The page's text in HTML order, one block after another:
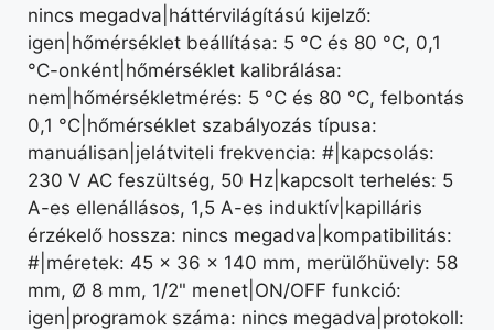
nincs megadva|háttérvilágítású kijelző:
igen|hőmérséklet beállítása: 5 °C és 80 °C, 0,1
°C-onként|hőmérséklet kalibrálása:
nem|hőmérsékletmérés: 5 °C és 80 °C, felbontás
0,1 °C|hőmérséklet szabályozás típusa:
manuálisan|jelátviteli frekvencia: #|kapcsolás:
230 V AC feszültség, 50 Hz|kapcsolt terhelés: 5
A-es ellenállásos, 1,5 A-es induktív|kapilláris
érzékelő hossza: nincs megadva|kompatibilitás:
#|méretek: 45 × 36 × 140 mm, merülőhüvely: 58
mm, Ø 8 mm, 1/2" menet|ON/OFF funkció:
igen|programok száma: nincs megadva|protokoll: